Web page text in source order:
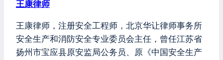
王康律师
王康律师，注册安全工程师，北京华让律师事务所
安全生产和消防安全专业委员会主任，曾任江苏省
扬州市宝应县原安监局公务员、原《中国安全生产